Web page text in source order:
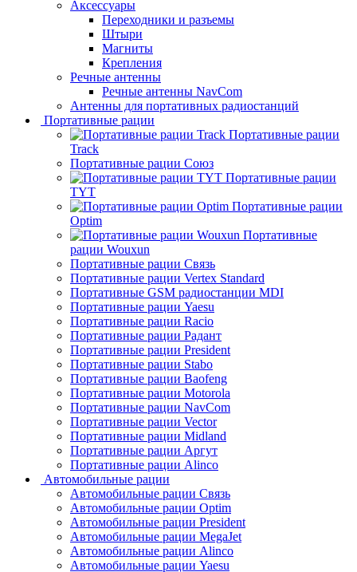
Аксессуары
Переходники и разъемы
Штыри
Магниты
Крепления
Речные антенны
Речные антенны NavCom
Антенны для портативных радиостанций
Портативные рации
Портативные рации
Track
Портативные рации Союз
Портативные рации
TYT
Портативные рации
Optim
Портативные
рации Wouxun
Портативные рации Связь
Портативные рации Vertex Standard
Портативные GSM радиостанции MDI
Портативные рации Yaesu
Портативные рации Racio
Портативные рации Радант
Портативные рации President
Портативные рации Stabo
Портативные рации Baofeng
Портативные рации Motorola
Портативные рации NavCom
Портативные рации Vector
Портативные рации Midland
Портативные рации Аргут
Портативные рации Alinco
Автомобильные рации
Автомобильные рации Связь
Автомобильные рации Optim
Автомобильные рации President
Автомобильные рации MegaJet
Автомобильные рации Alinco
Автомобильные рации Yaesu